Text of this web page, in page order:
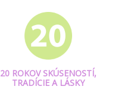
20 ROKOV SKÚSENOSTÍ,
TRADÍCIE A LÁSKY